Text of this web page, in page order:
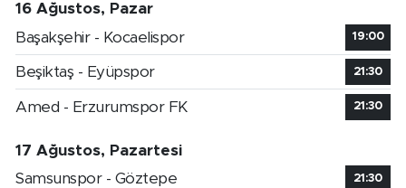
16 Ağustos, Pazar
Başakşehir - Kocaelispor
19:00
Beşiktaş - Eyüpspor 21:30
Amed - Erzurumspor FK 21:30
17 Ağustos, Pazartesi
Samsunspor - Göztepe
21:30